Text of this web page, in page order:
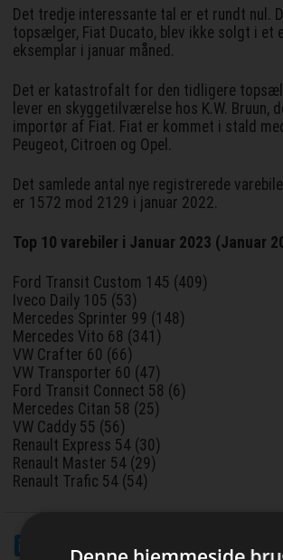
Det tredje interessante tal er et rundt nul.
topsælger, Fiat Ducato, blev ikke solgt i et
eksemplar i januar måned.
Det er katastrofalt for den tidligere
lever en skyggetilværelse hos K.W. Bruun,
importør af Fiat. Fiat er kommet i stald
Peugeot, Citroen og Opel.
Det samlede antal nye registrerede
er 1572 mod 2129 i januar 2022.
Top 10 varebiler i Januar 2023 (Januar
Ford Transit Custom 145 (409)
Iveco Daily 105 (53)
Mercedes Sprinter 99 (148)
Mercedes Vito 68 (341)
VW Crafter 60 (66)
VW Transporter 60 (47)
Ford Transit Connect 58 (6)
Mercedes Citan 58 (25)
VW Caddy 55 (56)
Renault Express 54 (30)
Renault Master 54 (29)
Renault Trafic 54 (54)